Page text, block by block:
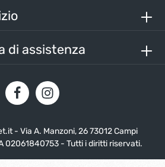
di assistenza
- Via A. Manzoni, 26 73012 Campi
02061840753 - Tutti i diritti riservati.